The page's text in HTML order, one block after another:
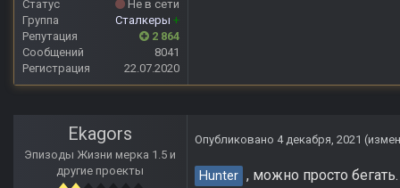
Статус
Не в сети
Группа
Сталкеры +
Репутация
2 864
Сообщений
8041
Регистрация
22.07.2020
Ekagors
Эпизоды Жизни мерка 1.5 и
другие проекты
Опубликовано 4 декабря, 2021
Hunter , можно просто бегать.